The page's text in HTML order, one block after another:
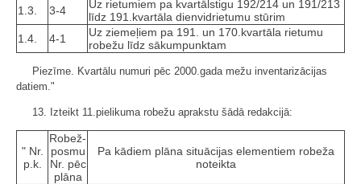
1.3. 3-4
Uz rietumiem pa kvartālstigu 192/214 un 191/213
līdz 191.kvartāla dienvidrietumu stūrim
1.4.
4-1
Uz ziemeļiem pa 191. un 170.kvartāla rietumu
robežu līdz sākumpunktam
Piezīme. Kvartālu numuri pēc 2000.gada mežu inventarizācijas
datiem."
13. Izteikt 11.pielikuma robežu aprakstu šādā redakcijā:
" Nr.
p.k.
Robež­
posmu
Nr. pēc
plāna
Pa kādiem plāna situācijas elementiem robeža
noteikta